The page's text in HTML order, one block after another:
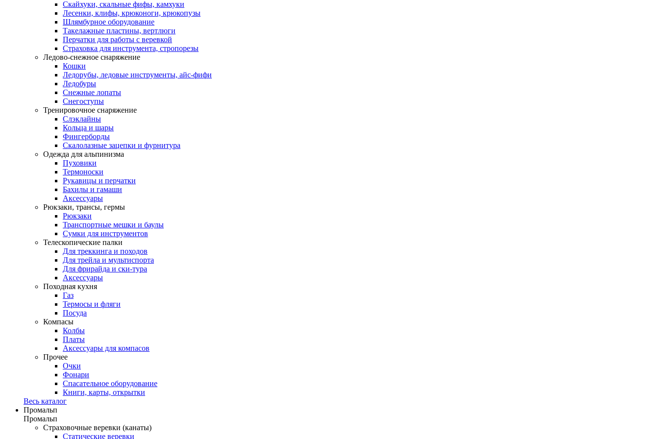
Скайхуки, скальные фифы, камхуки
Лесенки, клифы, крюконоги, крюкопузы
Шлямбурное оборудование
Такелажные пластины, вертлюги
Перчатки для работы с веревкой
Страховка для инструмента, стропорезы
Ледово-снежное снаряжение
Кошки
Ледорубы, ледовые инструменты, айс-фифи
Ледобуры
Снежные лопаты
Снегоступы
Тренировочное снаряжение
Слэклайны
Кольца и шары
Фингерборды
Скалолазные зацепки и фурнитура
Одежда для альпинизма
Пуховики
Термоноски
Рукавицы и перчатки
Бахилы и гамаши
Аксессуары
Рюкзаки, трансы, гермы
Рюкзаки
Транспортные мешки и баулы
Сумки для инструментов
Телескопические палки
Для треккинга и походов
Для трейла и мультиспорта
Для фрирайда и ски-тура
Аксессуары
Походная кухня
Газ
Термосы и фляги
Посуда
Компасы
Колбы
Платы
Аксессуары для компасов
Прочее
Очки
Фонари
Спасательное оборудование
Книги, карты, открытки
Весь каталог
Промальп
Промальп
Страховочные веревки (канаты)
Статические веревки